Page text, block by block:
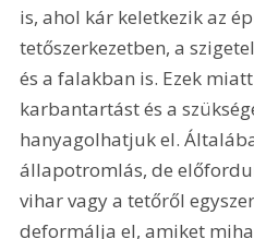
is, ahol kár keletkezik az
tetőszerkezetben, a
és a falakban is. Ezek
karbantartást és a
hanyagolhatjuk el.
állapotromlás, de
vihar vagy a tetőről
deformálja el, amiket